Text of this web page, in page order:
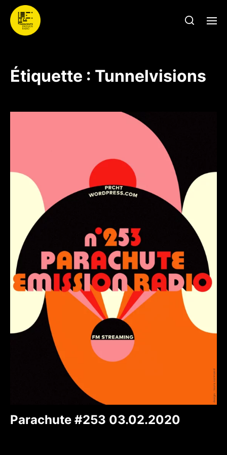
Étiquette : Tunnelvisions
Parachute #253 03.02.2020